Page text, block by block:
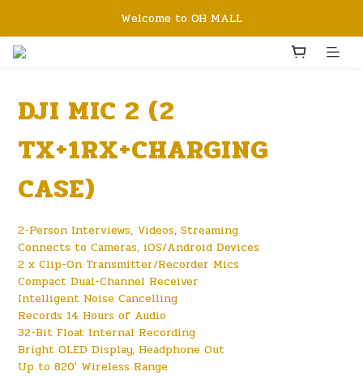
Welcome to OH MALL
DJI MIC 2 (2
TX+1RX+CHARGING
CASE)
2-Person Interviews, Videos, Streaming
Connects to Cameras, iOS/Android Devices
2 x Clip-On Transmitter/Recorder Mics
Compact Dual-Channel Receiver
Intelligent Noise Cancelling
Records 14 Hours of Audio
32-Bit Float Internal Recording
Bright OLED Display, Headphone Out
Up to 820' Wireless Range